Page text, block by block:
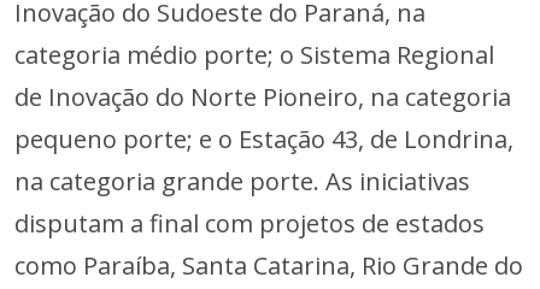
Inovação do Sudoeste do Paraná, na
categoria médio porte; o Sistema Regional
de Inovação do Norte Pioneiro, na categoria
pequeno porte; e o Estação 43, de Londrina,
na categoria grande porte. As iniciativas
disputam a final com projetos de estados
como Paraíba, Santa Catarina, Rio Grande do